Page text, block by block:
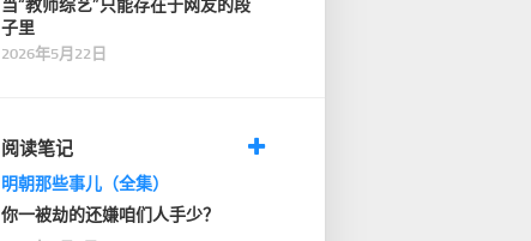
当“教师综艺”只能存在于网友的段
子里
2026年5月22日
阅读笔记
明朝那些事儿（全集）
你一被劫的还嫌咱们人手少？